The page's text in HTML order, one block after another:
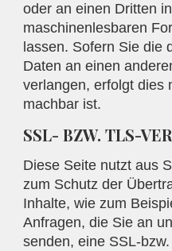
oder an einen Dritten
maschinenlesbaren
lassen. Sofern Sie die
Daten an einen
verlangen, erfolgt dies
machbar ist.
SSL- BZW. TLS-
Diese Seite nutzt aus
zum Schutz der
Inhalte, wie zum
Anfragen, die Sie an
senden, eine SSL-